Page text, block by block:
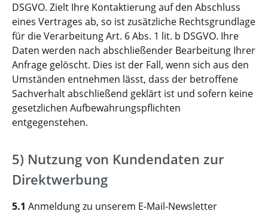
DSGVO. Zielt Ihre Kontaktierung auf den Abschluss
eines Vertrages ab, so ist zusätzliche Rechtsgrundlage
für die Verarbeitung Art. 6 Abs. 1 lit. b DSGVO. Ihre
Daten werden nach abschließender Bearbeitung Ihrer
Anfrage gelöscht. Dies ist der Fall, wenn sich aus den
Umständen entnehmen lässt, dass der betroffene
Sachverhalt abschließend geklärt ist und sofern keine
gesetzlichen Aufbewahrungspflichten
entgegenstehen.
5) Nutzung von Kundendaten zur
Direktwerbung
5.1 Anmeldung zu unserem E-Mail-Newsletter